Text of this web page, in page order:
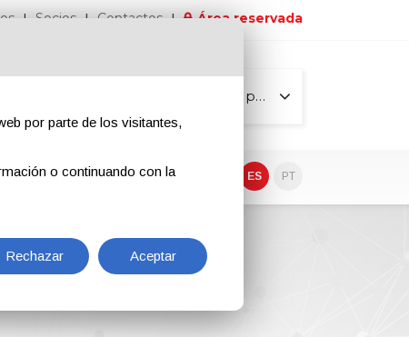
Socios Contactos Área reservada
Todas las páginas
EN ES PT
por parte de los visitantes,
o continuando con la
Rechazar Aceptar